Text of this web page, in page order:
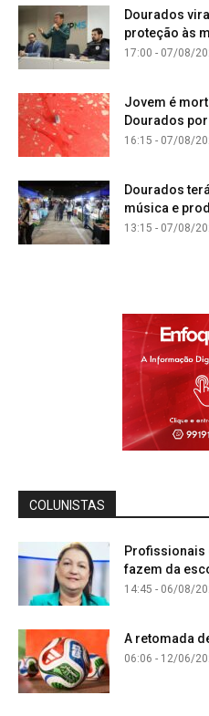
Dourados
proteção às
17:00 - 07/08/
Jovem é
Dourados
16:15 - 07/08/
Dourados
música e
13:15 - 07/08/
COLUNISTAS
Profissionais
fazem da
14:45 - 06/08/
A retomada
06:06 - 12/06/